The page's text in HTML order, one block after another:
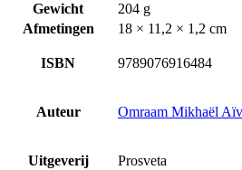
Gewicht
204 g
Afmetingen
18 × 11,2 × 1,2 cm
ISBN 9789076916484
Auteur Omraam Mikhaël
Uitgeverij Prosveta